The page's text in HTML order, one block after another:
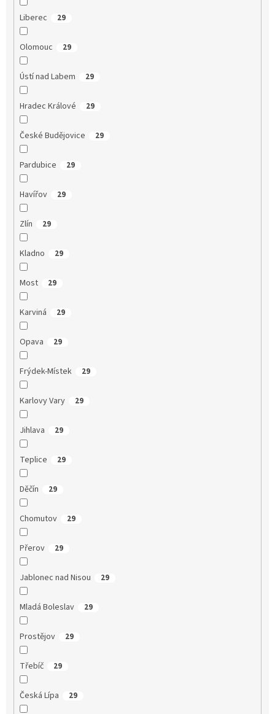
Liberec 29
Olomouc 29
Ústí nad Labem 29
Hradec Králové 29
České Budějovice 29
Pardubice 29
Havířov 29
Zlín 29
Kladno 29
Most 29
Karviná 29
Opava 29
Frýdek-Místek 29
Karlovy Vary 29
Jihlava 29
Teplice 29
Děčín 29
Chomutov 29
Přerov 29
Jablonec nad Nisou 29
Mladá Boleslav 29
Prostějov 29
Třebíč 29
Česká Lípa 29